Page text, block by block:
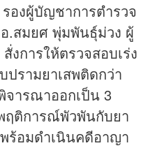
องผู้บัญชาการตำรวจ
.สมยศ พุ่มพันธุ์ม่วง ผู้
การให้ตรวจสอบเร่ง
รามยาเสพติดกว่า
จารณาออกเป็น 3
ฤติการณ์พัวพันกับยา
ร้อมดำเนินคดีอาญา